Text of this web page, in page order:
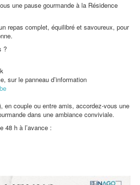
une pause gourmande à la Résidence
repas complet, équilibré et savoureux, pour
?
sur le panneau d’information
en couple ou entre amis, accordez-vous une
dans une ambiance conviviale.
48 h à l’avance :